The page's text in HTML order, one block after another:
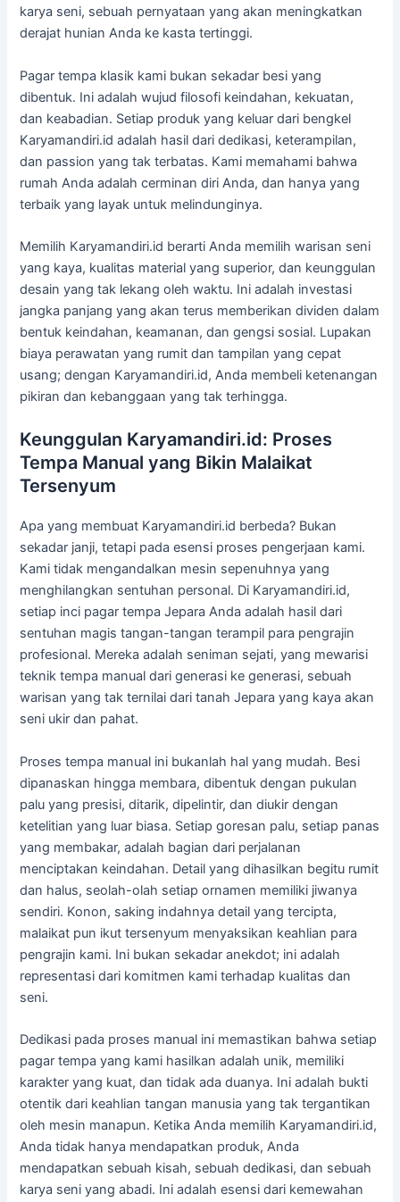
karya seni, sebuah pernyataan yang akan meningkatkan
derajat hunian Anda ke kasta tertinggi.
Pagar tempa klasik kami bukan sekadar besi yang
dibentuk. Ini adalah wujud filosofi keindahan, kekuatan,
dan keabadian. Setiap produk yang keluar dari bengkel
Karyamandiri.id adalah hasil dari dedikasi, keterampilan,
dan passion yang tak terbatas. Kami memahami bahwa
rumah Anda adalah cerminan diri Anda, dan hanya yang
terbaik yang layak untuk melindunginya.
Memilih Karyamandiri.id berarti Anda memilih warisan seni
yang kaya, kualitas material yang superior, dan keunggulan
desain yang tak lekang oleh waktu. Ini adalah investasi
jangka panjang yang akan terus memberikan dividen dalam
bentuk keindahan, keamanan, dan gengsi sosial. Lupakan
biaya perawatan yang rumit dan tampilan yang cepat
usang; dengan Karyamandiri.id, Anda membeli ketenangan
pikiran dan kebanggaan yang tak terhingga.
Keunggulan Karyamandiri.id: Proses
Tempa Manual yang Bikin Malaikat
Tersenyum
Apa yang membuat Karyamandiri.id berbeda? Bukan
sekadar janji, tetapi pada esensi proses pengerjaan kami.
Kami tidak mengandalkan mesin sepenuhnya yang
menghilangkan sentuhan personal. Di Karyamandiri.id,
setiap inci pagar tempa Jepara Anda adalah hasil dari
sentuhan magis tangan-tangan terampil para pengrajin
profesional. Mereka adalah seniman sejati, yang mewarisi
teknik tempa manual dari generasi ke generasi, sebuah
warisan yang tak ternilai dari tanah Jepara yang kaya akan
seni ukir dan pahat.
Proses tempa manual ini bukanlah hal yang mudah. Besi
dipanaskan hingga membara, dibentuk dengan pukulan
palu yang presisi, ditarik, dipelintir, dan diukir dengan
ketelitian yang luar biasa. Setiap goresan palu, setiap panas
yang membakar, adalah bagian dari perjalanan
menciptakan keindahan. Detail yang dihasilkan begitu rumit
dan halus, seolah-olah setiap ornamen memiliki jiwanya
sendiri. Konon, saking indahnya detail yang tercipta,
malaikat pun ikut tersenyum menyaksikan keahlian para
pengrajin kami. Ini bukan sekadar anekdot; ini adalah
representasi dari komitmen kami terhadap kualitas dan
seni.
Dedikasi pada proses manual ini memastikan bahwa setiap
pagar tempa yang kami hasilkan adalah unik, memiliki
karakter yang kuat, dan tidak ada duanya. Ini adalah bukti
otentik dari keahlian tangan manusia yang tak tergantikan
oleh mesin manapun. Ketika Anda memilih Karyamandiri.id,
Anda tidak hanya mendapatkan produk, Anda
mendapatkan sebuah kisah, sebuah dedikasi, dan sebuah
karya seni yang abadi. Ini adalah esensi dari kemewahan